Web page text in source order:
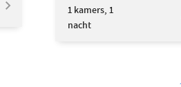
1 kamers, 1
nacht